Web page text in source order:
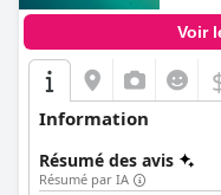
Voir
Information
Résumé des avis
Résumé par IA